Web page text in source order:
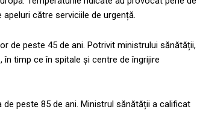
către serviciile de urgență.
de peste 45 de ani. Potrivit ministrului sănătății,
timp ce în spitale și centre de îngrijire
peste 85 de ani. Ministrul sănătății a calificat